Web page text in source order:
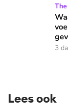
Waarom zou
3
Lees ook